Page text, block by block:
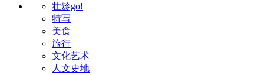
壮龄go!
特写
美食
旅行
文化艺术
人文史地